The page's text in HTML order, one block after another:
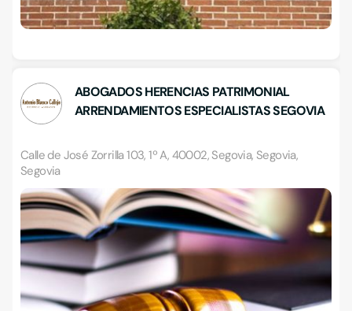
ABOGADOS HERENCIAS PATRIMONIAL
ARRENDAMIENTOS ESPECIALISTAS SEGOVIA
Calle de José Zorrilla 103, 1º A, 40002, Segovia, Segovia,
Segovia